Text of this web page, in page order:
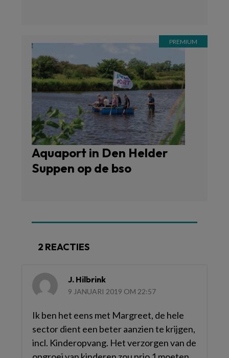
Aquaport in Den Helder
Suppen op de bso
2 REACTIES
J. Hilbrink
9 JANUARI 2019 OM 22:57
Ik ben het eens met Margreet, de hele
sector dient een beter aanzien te krijgen,
incl. Kinderopvang. Het verzorgen van de